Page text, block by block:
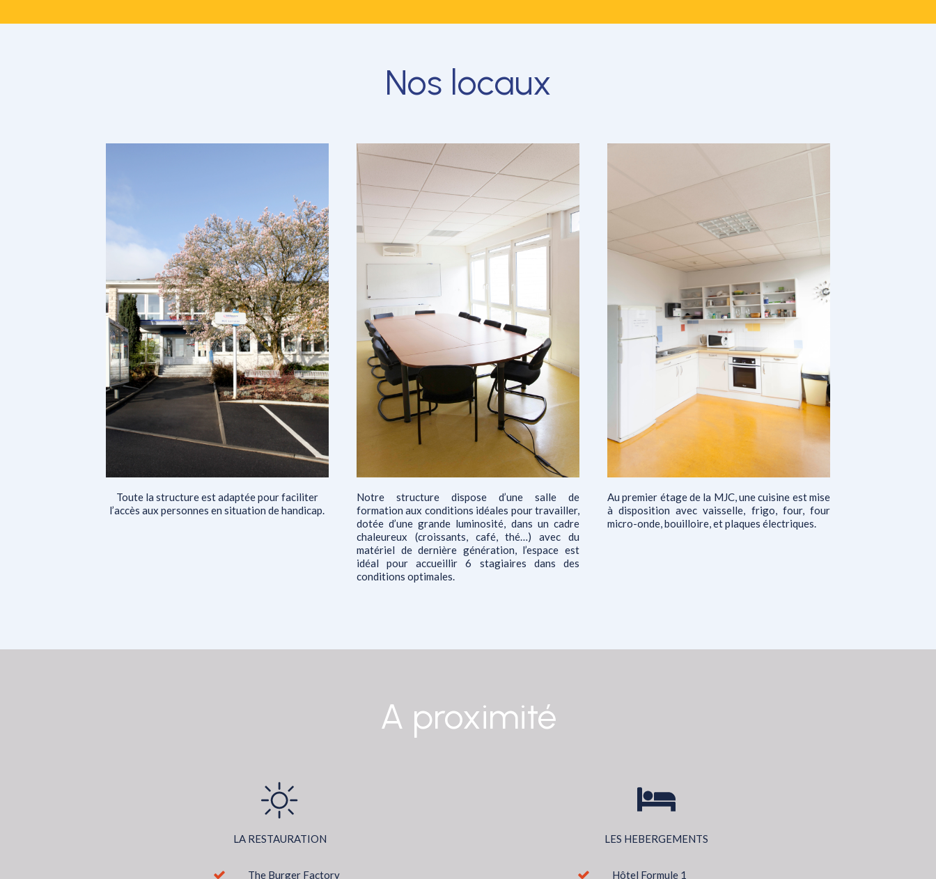
Nos locaux
Toute la structure est adaptée pour faciliter
l’accès aux personnes en situation de handicap.
Notre structure dispose d’une salle de
formation aux conditions idéales pour travailler,
dotée d’une grande luminosité, dans un cadre
chaleureux (croissants, café, thé…) avec du
matériel de dernière génération, l’espace est
idéal pour accueillir 6 stagiaires dans des
conditions optimales.
Au premier étage de la MJC, une cuisine est mise
à disposition avec vaisselle, frigo, four, four
micro-onde, bouilloire, et plaques électriques.
A proximité
LA RESTAURATION
The Burger Factory
LES HEBERGEMENTS
Hôtel Formule 1